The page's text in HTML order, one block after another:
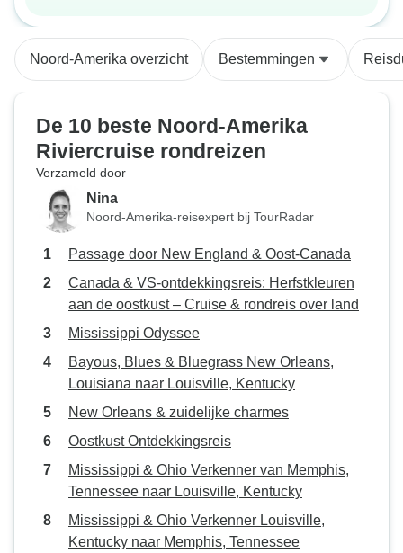
Noord-Amerika overzicht Bestemmingen
De 10 beste Noord-Amerika
Riviercruise rondreizen
Verzameld door
Nina
Noord-Amerika-reisexpert bij TourRadar
Passage door New England & Oost-Canada
Canada & VS-ontdekkingsreis: Herfstkleuren
aan de oostkust – Cruise & rondreis over land
Mississippi Odyssee
Bayous, Blues & Bluegrass New Orleans,
Louisiana naar Louisville, Kentucky
New Orleans & zuidelijke charmes
Oostkust Ontdekkingsreis
Mississippi & Ohio Verkenner van Memphis,
Tennessee naar Louisville, Kentucky
Mississippi & Ohio Verkenner Louisville,
Kentucky naar Memphis, Tennessee